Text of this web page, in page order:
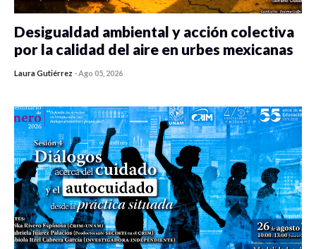
Desigualdad ambiental y acción colectiva
por la calidad del aire en urbes mexicanas
Laura Gutiérrez -Ago 05, 2026